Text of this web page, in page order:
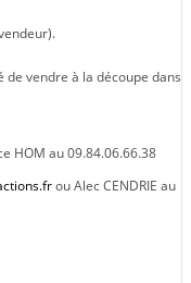
vendre à la découpe dans
HOM au 09.84.06.66.38
ou Alec CENDRIE au